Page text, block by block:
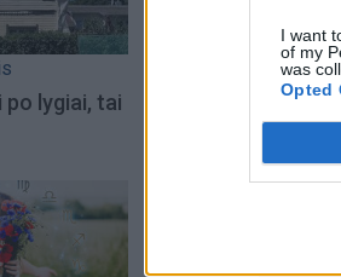
I want
of my
was
Opted
po lygiai, tai